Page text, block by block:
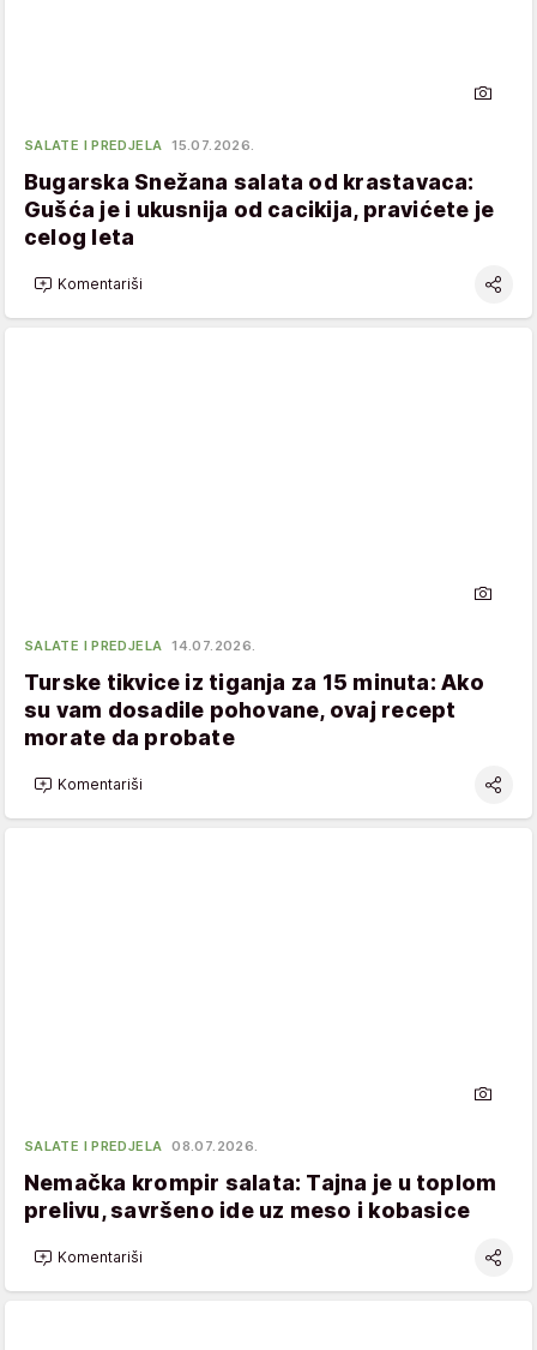
SALATE I PREDJELA 15.07.2026.
Bugarska Snežana salata od krastavaca:
Gušća je i ukusnija od cacikija, pravićete je
celog leta
Komentariši
SALATE I PREDJELA 14.07.2026.
Turske tikvice iz tiganja za 15 minuta: Ako
su vam dosadile pohovane, ovaj recept
morate da probate
Komentariši
SALATE I PREDJELA 08.07.2026.
Nemačka krompir salata: Tajna je u toplom
prelivu, savršeno ide uz meso i kobasice
Komentariši